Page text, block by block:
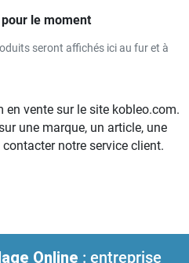
le moment
seront affichés ici au fur et à
en vente sur le site kobleo.com.
une marque, un article, une
notre service client.
Online : entreprise